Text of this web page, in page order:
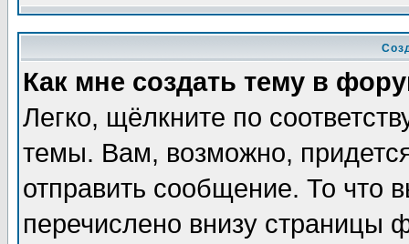
Как мне создать тему в
Легко, щёлкните по
темы. Вам, возможно,
отправить сообщение. То что
перечислено внизу страницы